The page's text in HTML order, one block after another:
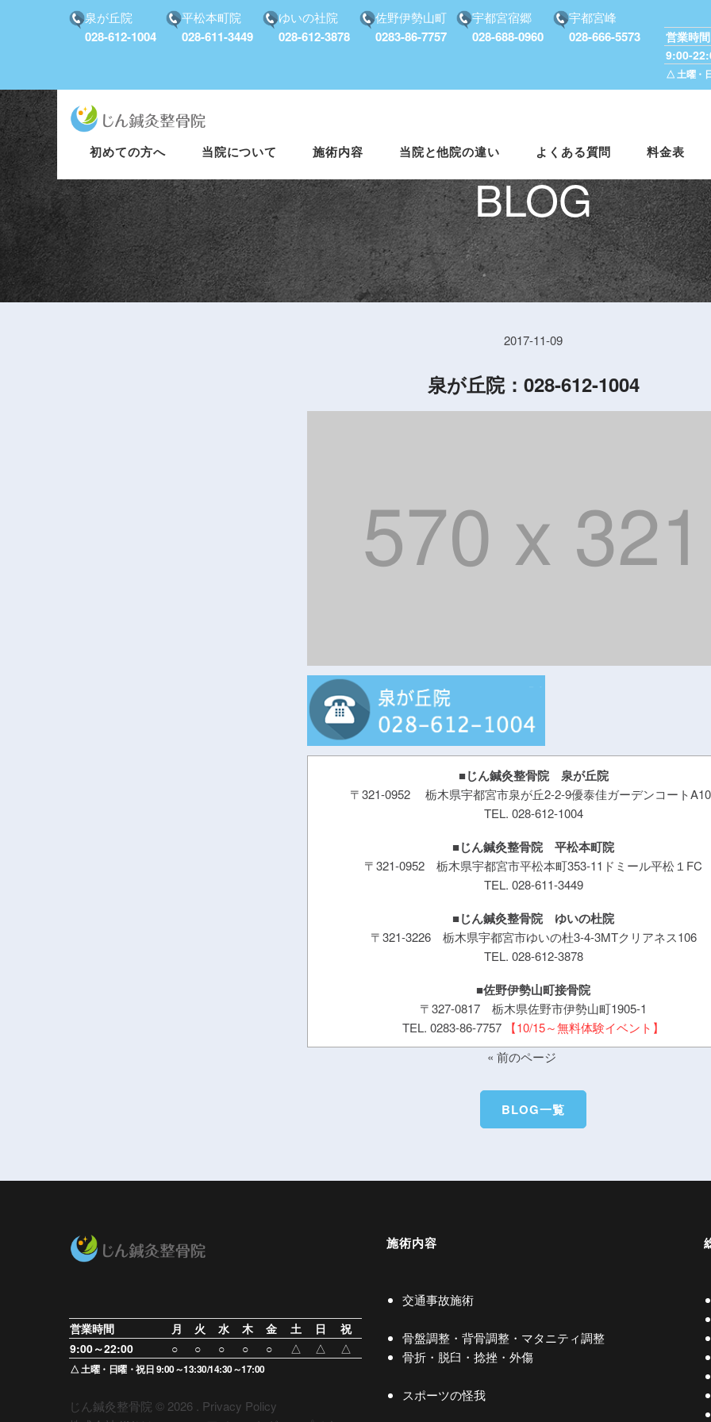
泉が丘院
028-612-1004
平松本町院
028-611-3449
ゆいの社院
028-612-3878
佐野伊勢山町
0283-86-7757
宇都宮宿郷
028-688-0960
宇都宮峰
028-666-5573
営業時間
9:00-
△ 土曜・
初めての方へ 当院について 施術内容 当院と他院の違い よくある質問 料金表
BLOG
2017-11-09
泉が丘院：028-612-1004
■じん鍼灸整骨院 泉が丘院
〒321-0952 栃木県宇都宮市泉が丘2-2-9優泰佳ガーデンコート
TEL. 028-612-1004
■じん鍼灸整骨院 平松本町院
〒321-0952 栃木県宇都宮市平松本町353-11 ドミール平松１FC
TEL. 028-611-3449
■じん鍼灸整骨院 ゆいの杜院
〒321-3226 栃木県宇都宮市ゆいの杜3-4-3MTクリアネス106
TEL. 028-612-3878
■佐野伊勢山町接骨院
〒327-0817 栃木県佐野市伊勢山町1905-1
TEL. 0283-86-7757
【10/15～無料体験イベント】
« 前のページ
BLOG一覧
施術内容
交通事故施術
骨盤調整・背骨調整・マタニティ調整
骨折・脱臼・捻挫・外傷
スポーツの怪我
営業時間 月 火 水 木 金 土 日
祝
9:00～22:00
○ ○ ○ ○ ○ △ △ △
△ 土曜・日曜・祝日 9:00～13:30/14:30～17:00
じん鍼灸整骨院 © 2026
Privacy Policy